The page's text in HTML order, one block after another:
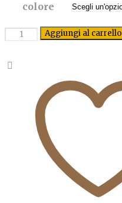
colore
QuantitàAggiungi al carrello